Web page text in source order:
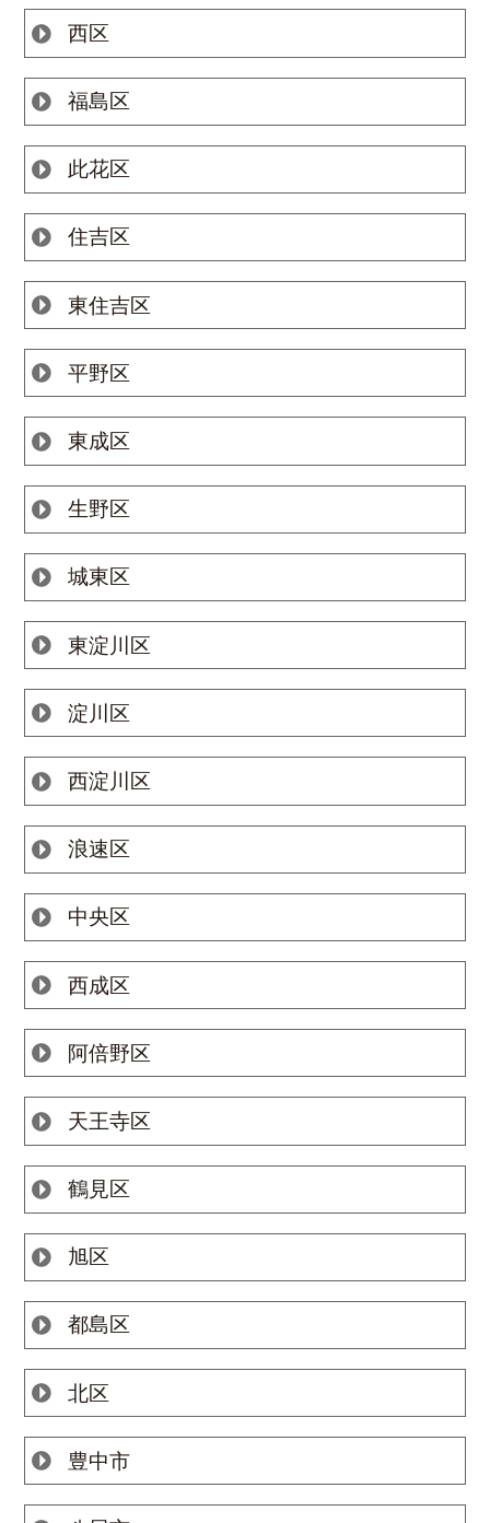
西区
福島区
此花区
住吉区
東住吉区
平野区
東成区
生野区
城東区
東淀川区
淀川区
西淀川区
浪速区
中央区
西成区
阿倍野区
天王寺区
鶴見区
旭区
都島区
北区
豊中市